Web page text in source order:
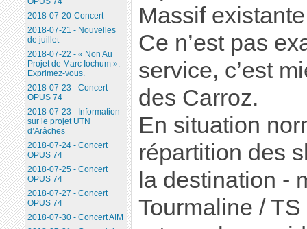
Massif
Ce n’est pas
service, c’est
des Carroz.
En situation
répartition des
la destination -
Tourmaline /
2018-07-20-Concert
2018-07-21 - Nouvelles
de juillet
2018-07-22 - « Non Au
Projet de Marc Iochum ».
Exprimez-vous.
2018-07-23 - Concert
OPUS 74
2018-07-23 - Information
sur le projet UTN
d’Arâches
2018-07-24 - Concert
OPUS 74
2018-07-25 - Concert
OPUS 74
2018-07-27 - Concert
OPUS 74
2018-07-30 - Concert AIM